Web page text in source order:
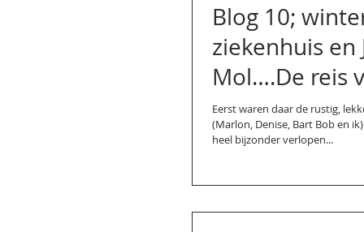
Blog 10;
ziekenhuis en
Mol….De reis
leven!
Eerst waren daar de rustig,
(Marlon, Denise, Bart Bob en
heel bijzonder verlopen...